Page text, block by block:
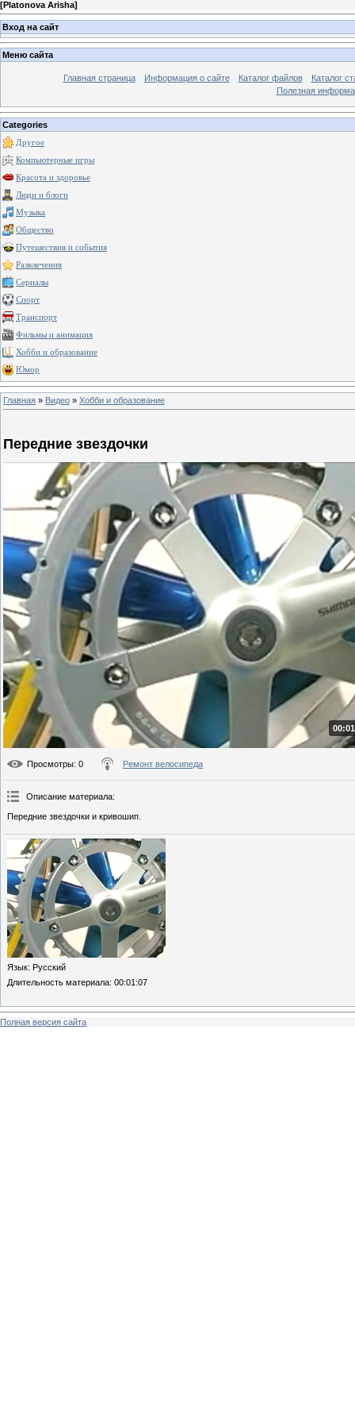
[Platonova Arisha]
Вход на сайт
Меню сайта
Главная страница Информация о сайте Каталог файлов
Каталог
Полезная
Categories
Другое
Компьютерные игры
Красота и здоровье
Люди и блоги
Музыка
Общество
Путешествия и события
Развлечения
Сериалы
Спорт
Транспорт
Фильмы и анимация
Хобби и образование
Юмор
Главная » Видео » Хобби и образование
Передние звездочки
Просмотры: 0 Ремонт велосипеда
Описание материала:
Передние звездочки и кривошип.
Язык: Русский
Длительность материала: 00:01:07
Полная версия сайта